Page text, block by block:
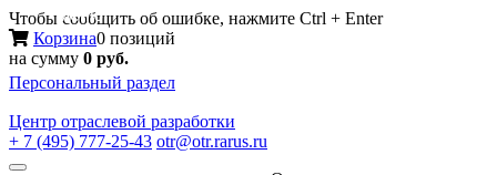
Чтобы сообщить об ошибке, нажмите Ctrl + Enter
Корзина0 позиций
на сумму 0 руб.
Персональный раздел
Центр отраслевой разработки
+ 7 (495) 777-25-43 otr@otr.rarus.ru
Меню